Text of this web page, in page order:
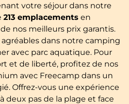
votre séjour dans notre
213 emplacements en
nos meilleurs prix garantis.
agréables dans notre camping
avec parc aquatique. Pour
et de liberté, profitez de nos
avec Freecamp dans un
Offrez-vous une expérience
deux pas de la plage et face